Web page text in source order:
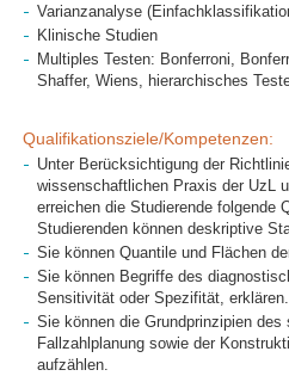
Varianzanalyse
Klinische Studien
Multiples Testen: Bonferroni,
Shaffer, Wiens, hierarchisches
Qualifikationsziele/Kompetenzen:
Unter Berücksichtigung der
wissenschaftlichen Praxis der UzL
erreichen die Studierende folgende
Studierenden können deskriptive
Sie können Quantile und Flächen
Sie können Begriffe des
Sensitivität oder Spezifität, erklären.
Sie können die Grundprinzipien
Fallzahlplanung sowie der
aufzählen.